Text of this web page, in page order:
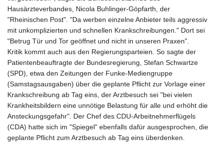
Hausärzteverbandes, Nicola Buhlinger-Göpfarth, der
"Rheinischen Post". "Da werben einzelne Anbieter teils aggressiv
mit unkomplizierten und schnellen Krankschreibungen." Dort sei
"Betrug Tür und Tor geöffnet und nicht in unseren Praxen".
Kritik kommt auch aus den Regierungsparteien. So sagte der
Patientenbeauftragte der Bundesregierung, Stefan Schwartze
(SPD), etwa den Zeitungen der Funke-Mediengruppe
(Samstagsausgaben) über die geplante Pflicht zur Vorlage einer
Krankschreibung ab Tag eins, der Arztbesuch sei "bei vielen
Krankheitsbildern eine unnötige Belastung für alle und erhöht die
Ansteckungsgefahr". Der Chef des CDU-Arbeitnehmerflügels
(CDA) hatte sich im "Spiegel" ebenfalls dafür ausgesprochen, die
geplante Pflicht zum Arztbesuch ab Tag eins überdenken.